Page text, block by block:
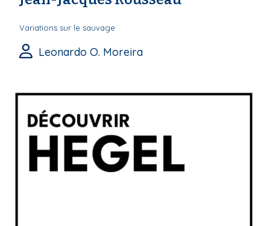
Variations sur le sauvage
Leonardo O. Moreira